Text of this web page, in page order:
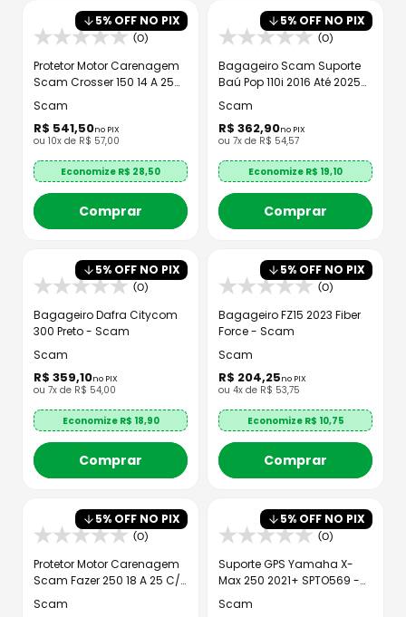
5% OFF NO PIX
(0)
Protetor Motor Carenagem
Scam Crosser 150 14 A 25
Pedaleira
Scam
R$ 541,50no PIX
ou 10x de R$ 57,00
Economize R$ 28,50
Comprar
5% OFF NO PIX
(0)
Bagageiro Scam Suporte
Baú Pop 110i 2016 Até 2025
SPTO863
Scam
R$ 362,90no PIX
ou 7x de R$ 54,57
Economize R$ 19,10
Comprar
5% OFF NO PIX
(0)
Bagageiro Dafra Citycom
300 Preto - Scam
Scam
R$ 359,10no PIX
ou 7x de R$ 54,00
Economize R$ 18,90
Comprar
5% OFF NO PIX
(0)
Bagageiro FZ15 2023 Fiber
Force - Scam
Scam
R$ 204,25no PIX
ou 4x de R$ 53,75
Economize R$ 10,75
Comprar
5% OFF NO PIX
(0)
Protetor Motor Carenagem
Scam Fazer 250 18 A 25 C/
Pedaleira
Scam
5% OFF NO PIX
(0)
Suporte GPS Yamaha X-
Max 250 2021+ SPTO569 -
Scam
Scam